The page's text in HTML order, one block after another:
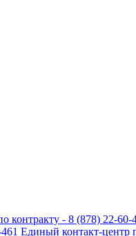
контракту - 8 (878) 22-60-
Единый контакт-центр